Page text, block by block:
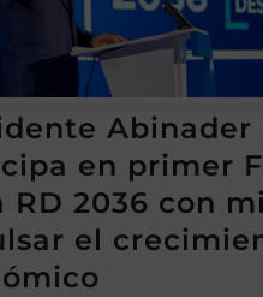
Abinader
en primer
RD 2036 con
el